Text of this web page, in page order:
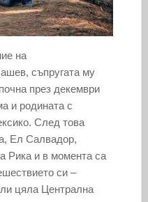
на
съпругата му
през декември
и родината с
След това
Ел Салвадор,
Рика и в момента са
си –
цяла Централна